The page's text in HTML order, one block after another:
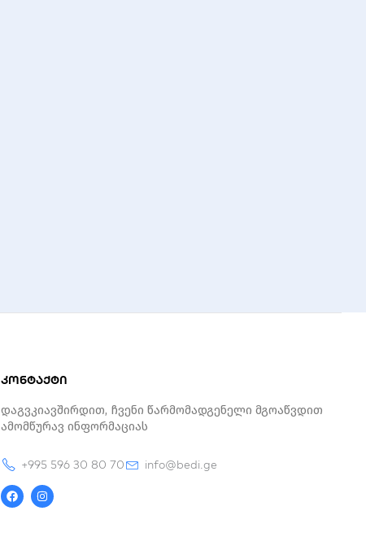
კონტაქტი
Დაგვკიავშირდით, Ჩვენი Წარმომადგენელი Მგოაწვდით
Ამომწურავ Ინფორმაციას
+995 596 30 80 70
info@bedi.ge
a
c
e
n
s
t